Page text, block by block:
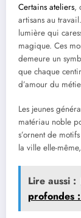
Certains ateliers,
artisans au
lumière qui
magique. Ces
demeure un
que chaque
d’amour du
Les jeunes
matériau noble
s’ornent de
la ville elle-
Lire aussi :
profondes